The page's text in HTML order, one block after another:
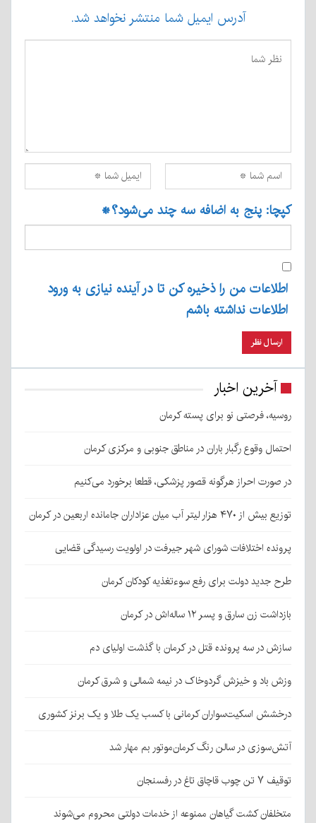
آدرس ایمیل شما منتشر نخواهد شد.
کپچا: پنج به اضافه سه چند می‌شود؟*
اطلاعات من را ذخیره کن تا در آینده نیازی به ورود
اطلاعات نداشته باشم
آخرین اخبار
روسیه، فرصتی نو برای پسته کرمان
احتمال وقوع رگبار باران در مناطق جنوبی و مرکزی کرمان
در صورت احراز هرگونه قصور پزشکی، قطعا برخورد می‌کنیم
توزیع بیش از ۴۷۰ هزار لیتر آب میان عزاداران جامانده اربعین در کرمان
پرونده اختلافات شورای شهر جیرفت در اولویت رسیدگی قضایی
طرح جدید دولت برای رفع سوءتغذیه کودکان کرمان
بازداشت زن سارق و پسر ۱۲ ساله‌اش در کرمان
سازش در سه پرونده قتل در کرمان با گذشت اولیای دم
وزش باد و خیزش گردوخاک در نیمه شمالی و شرق کرمان
درخشش اسکیت‌سواران کرمانی با کسب یک طلا و یک برنز کشوری
آتش‌سوزی در سالن رنگ کرمان‌موتور بم مهار شد
توقیف ۷ تن چوب قاچاق تاغ در رفسنجان
متخلفان کشت گیاهان ممنوعه از خدمات دولتی محروم می‌شوند